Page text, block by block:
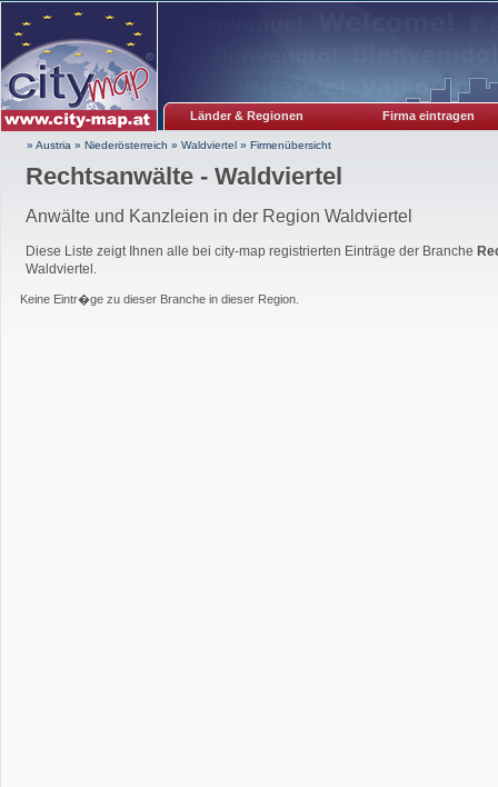
Länder & Regionen Firma eintragen
» Austria » Niederösterreich » Waldviertel » Firmenübersicht
Rechtsanwälte - Waldviertel
Anwälte und Kanzleien in der Region Waldviertel
Diese Liste zeigt Ihnen alle bei city-map registrierten Einträge der Branche
Waldviertel.
Keine Eintr�ge zu dieser Branche in dieser Region.